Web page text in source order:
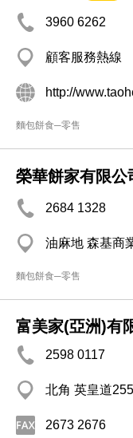
3960 6262
顧客服務熱線
http://
麵包餅食─零售
榮華餅家有限公
2684 1328
油麻地 森基商
麵包餅食─零售
富美家(亞洲)有
2598 0117
北角 英皇道
2673 2676